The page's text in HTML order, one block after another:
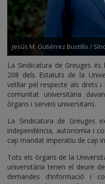
Jesús M. Gutiérrez Bustillo /
La Sindicatura de Greuges
208 dels Estatuts de la
vetllar pel respecte als drets
comunitat universitària
òrgans i serveis universitaris.
La Sindicatura de Greuges
independència, autonomia i
cap mandat imperatiu de cap
Tots els òrgans de la
universitària tenen el deure
demandes d’informació i